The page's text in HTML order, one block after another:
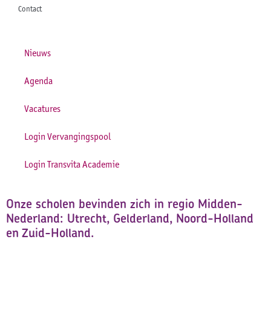
Contact
Nieuws
Agenda
Vacatures
Login Vervangingspool
Login Transvita Academie
Onze scholen bevinden zich in regio Midden-
Nederland: Utrecht, Gelderland, Noord-Holland
en Zuid-Holland.